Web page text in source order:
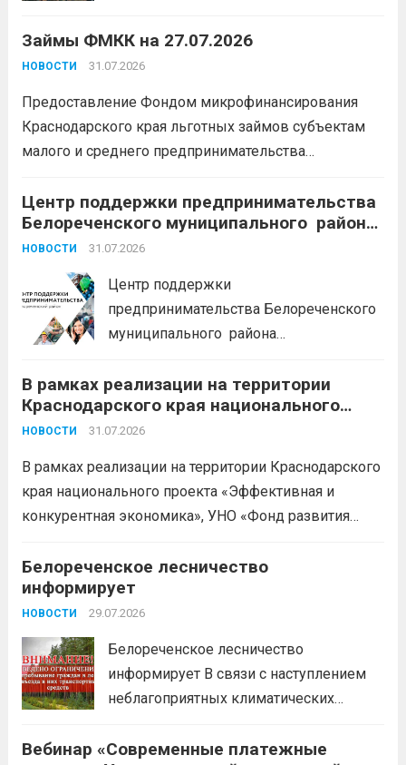
защиту Отечества:
единовременно;
каникулы;
сохранение места...Читать
дальше
Займы ФМКК на 27.07.2026
НОВОСТИ 31.07.2026
Предоставление Фондом микрофинансирования
Краснодарского края льготных займов субъектам
малого и среднего предпринимательства
5 млн. рублей Срок от 7 мес. до 36 мес. Процентная
ставка 0,1- 8,15 % годовых Возможно установление
льготного периода...
Центр поддержки предпринимательства
Белореченского муниципального района
Краснодарского края приглашает на
НОВОСТИ 31.07.2026
Центр поддержки
предпринимательства Белореченского
муниципального района
БЕСПЛАТНЫЕ КОНСУЛЬТАЦИИ
Бухгалтерский учет и заполнение
деклараций; Трудовое
планирование и правовое обеспечение;
Микрозаймы для предпринимателей по
низким ставкам; Единый налоговый
+79892903917 Часы работы: 08:00-17:00
Ждем Вас...
В рамках реализации на территории
Краснодарского края национального
проекта «Эффективная и конкурентная
НОВОСТИ 31.07.2026
В рамках реализации на территории Краснодарского
края национального проекта «Эффективная и
конкурентная экономика», УНО «Фонд развития
доступных мерах поддержки субъектов малого и
среднего предпринимательства и граждан,
желающих вести бизнес.
Белореченское лесничество
информирует
НОВОСТИ 29.07.2026
Белореченское лесничество
информирует В связи с наступлением
неблагоприятных климатических
воздуха, отсутствие осадков,
Вебинар «Современные платежные